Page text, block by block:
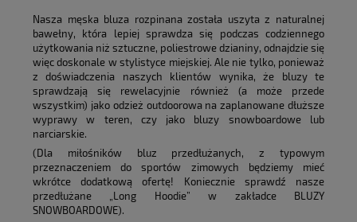
Nasza męska bluza rozpinana została uszyta z naturalnej
bawełny, która lepiej sprawdza się podczas codziennego
użytkowania niż sztuczne, poliestrowe dzianiny, odnajdzie się
więc doskonale w stylistyce miejskiej. Ale nie tylko, ponieważ
z doświadczenia naszych klientów wynika, że bluzy te
sprawdzają się rewelacyjnie również (a może przede
wszystkim) jako odzież outdoorowa na zaplanowane dłuższe
wyprawy w teren, czy jako bluzy snowboardowe lub
narciarskie.
(Dla miłośników bluz przedłużanych, z typowym
przeznaczeniem do sportów zimowych będziemy mieć
wkrótce dodatkową ofertę! Koniecznie sprawdź nasze
przedłużane „Long Hoodie” w zakładce BLUZY
SNOWBOARDOWE).